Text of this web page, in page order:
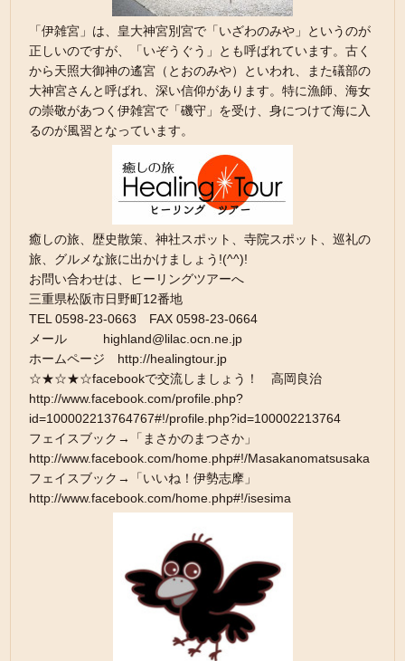
「伊雑宮」は、皇大神宮別宮で「いざわのみや」というのが
正しいのですが、「いぞうぐう」とも呼ばれています。古く
から天照大御神の遙宮（とおのみや）といわれ、また礒部の
大神宮さんと呼ばれ、深い信仰があります。特に漁師、海女
の崇敬があつく伊雑宮で「磯守」を受け、身につけて海に入
るのが風習となっています。
癒しの旅、歴史散策、神社スポット、寺院スポット、巡礼の
旅、グルメな旅に出かけましょう!(^^)!
お問い合わせは、ヒーリングツアーへ
三重県松阪市日野町12番地
TEL 0598-23-0663 FAX 0598-23-0664
メール highland@lilac.ocn.ne.jp
ホームページ http://healingtour.jp
☆★☆★☆facebookで交流しましょう！ 高岡良治
http://www.facebook.com/profile.php?
id=100002213764767#!/profile.php?id=100002213764
フェイスブック→「まさかのまつさか」
http://www.facebook.com/home.php#!/Masakanomatsusaka
フェイスブック→「いいね！伊勢志摩」
http://www.facebook.com/home.php#!/isesima